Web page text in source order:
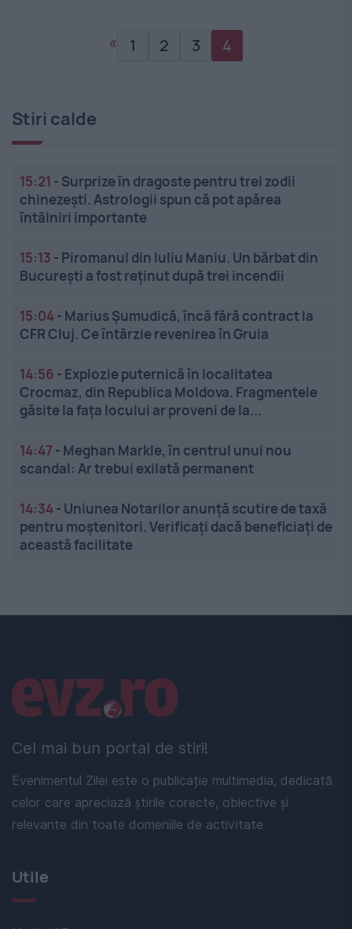
« 1 2 3 4
Stiri calde
15:21 - Surprize în dragoste pentru trei zodii
chinezești. Astrologii spun că pot apărea
întâlniri importante
15:13 - Piromanul din Iuliu Maniu. Un bărbat din
București a fost reținut după trei incendii
15:04- Marius Șumudică, încă fără contract la
CFR Cluj. Ce întârzie revenirea în Gruia
14:56 - Explozie puternică în localitatea
Crocmaz, din Republica Moldova. Fragmentele
găsite la fața locului ar proveni de la...
14:47 - Meghan Markle, în centrul unui nou
scandal: Ar trebui exilată permanent
14:34- Uniunea Notarilor anunță scutire de taxă
pentru moștenitori. Verificați dacă beneficiați de
această facilitate
Cel mai bun portal de stiri!
Evenimentul Zilei este o publicație multimedia, dedicată
celor care apreciază știrile corecte, obiective și
relevante din toate domeniile de activitate
Linkuri utile
Utile